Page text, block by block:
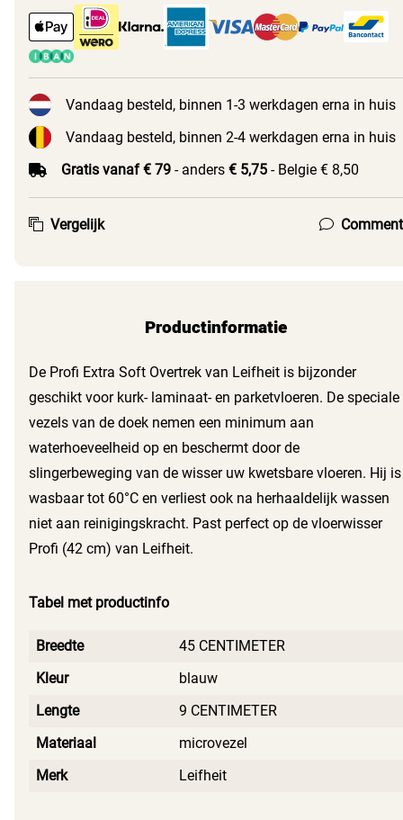
Vandaag besteld, binnen 1-3 werkdagen erna in huis
Vandaag besteld, binnen 2-4 werkdagen erna in huis
Gratis vanaf € 79 - anders € 5,75 - Belgie € 8,50
Vergelijk Comment
Productinformatie
De Profi Extra Soft Overtrek van Leifheit is bijzonder
geschikt voor kurk- laminaat- en parketvloeren. De speciale
vezels van de doek nemen een minimum aan
waterhoeveelheid op en beschermt door de
slingerbeweging van de wisser uw kwetsbare vloeren. Hij is
wasbaar tot 60°C en verliest ook na herhaaldelijk wassen
niet aan reinigingskracht. Past perfect op de vloerwisser
Profi (42 cm) van Leifheit.
Tabel met productinfo
Breedte
45 CENTIMETER
Kleur
blauw
Lengte
9 CENTIMETER
Materiaal
microvezel
Merk
Leifheit